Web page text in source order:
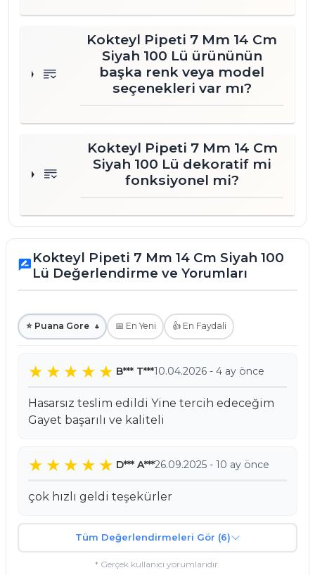
Kokteyl Pipeti 7 Mm 14 Cm
Siyah 100 Lü ürününün
başka renk veya model
seçenekleri var mı?
Kokteyl Pipeti 7 Mm 14 Cm
Siyah 100 Lü dekoratif mi
fonksiyonel mi?
rate_reviewKokteyl Pipeti 7 Mm 14 Cm Siyah 100
Lü Değerlendirme ve Yorumları
⭐ Puana Gore ↓ 📅 En Yeni 👍 En Faydali
B*** T***10.04.2026 - 4 ay önce
Hasarsız teslim edildi Yine tercih edeceğim
Gayet başarılı ve kaliteli
D*** A***26.09.2025 - 10 ay önce
çok hızlı geldi teşekürler
Tüm Değerlendirmeleri Gör (6)
* Gerçek kullanıcı yorumlarıdır.